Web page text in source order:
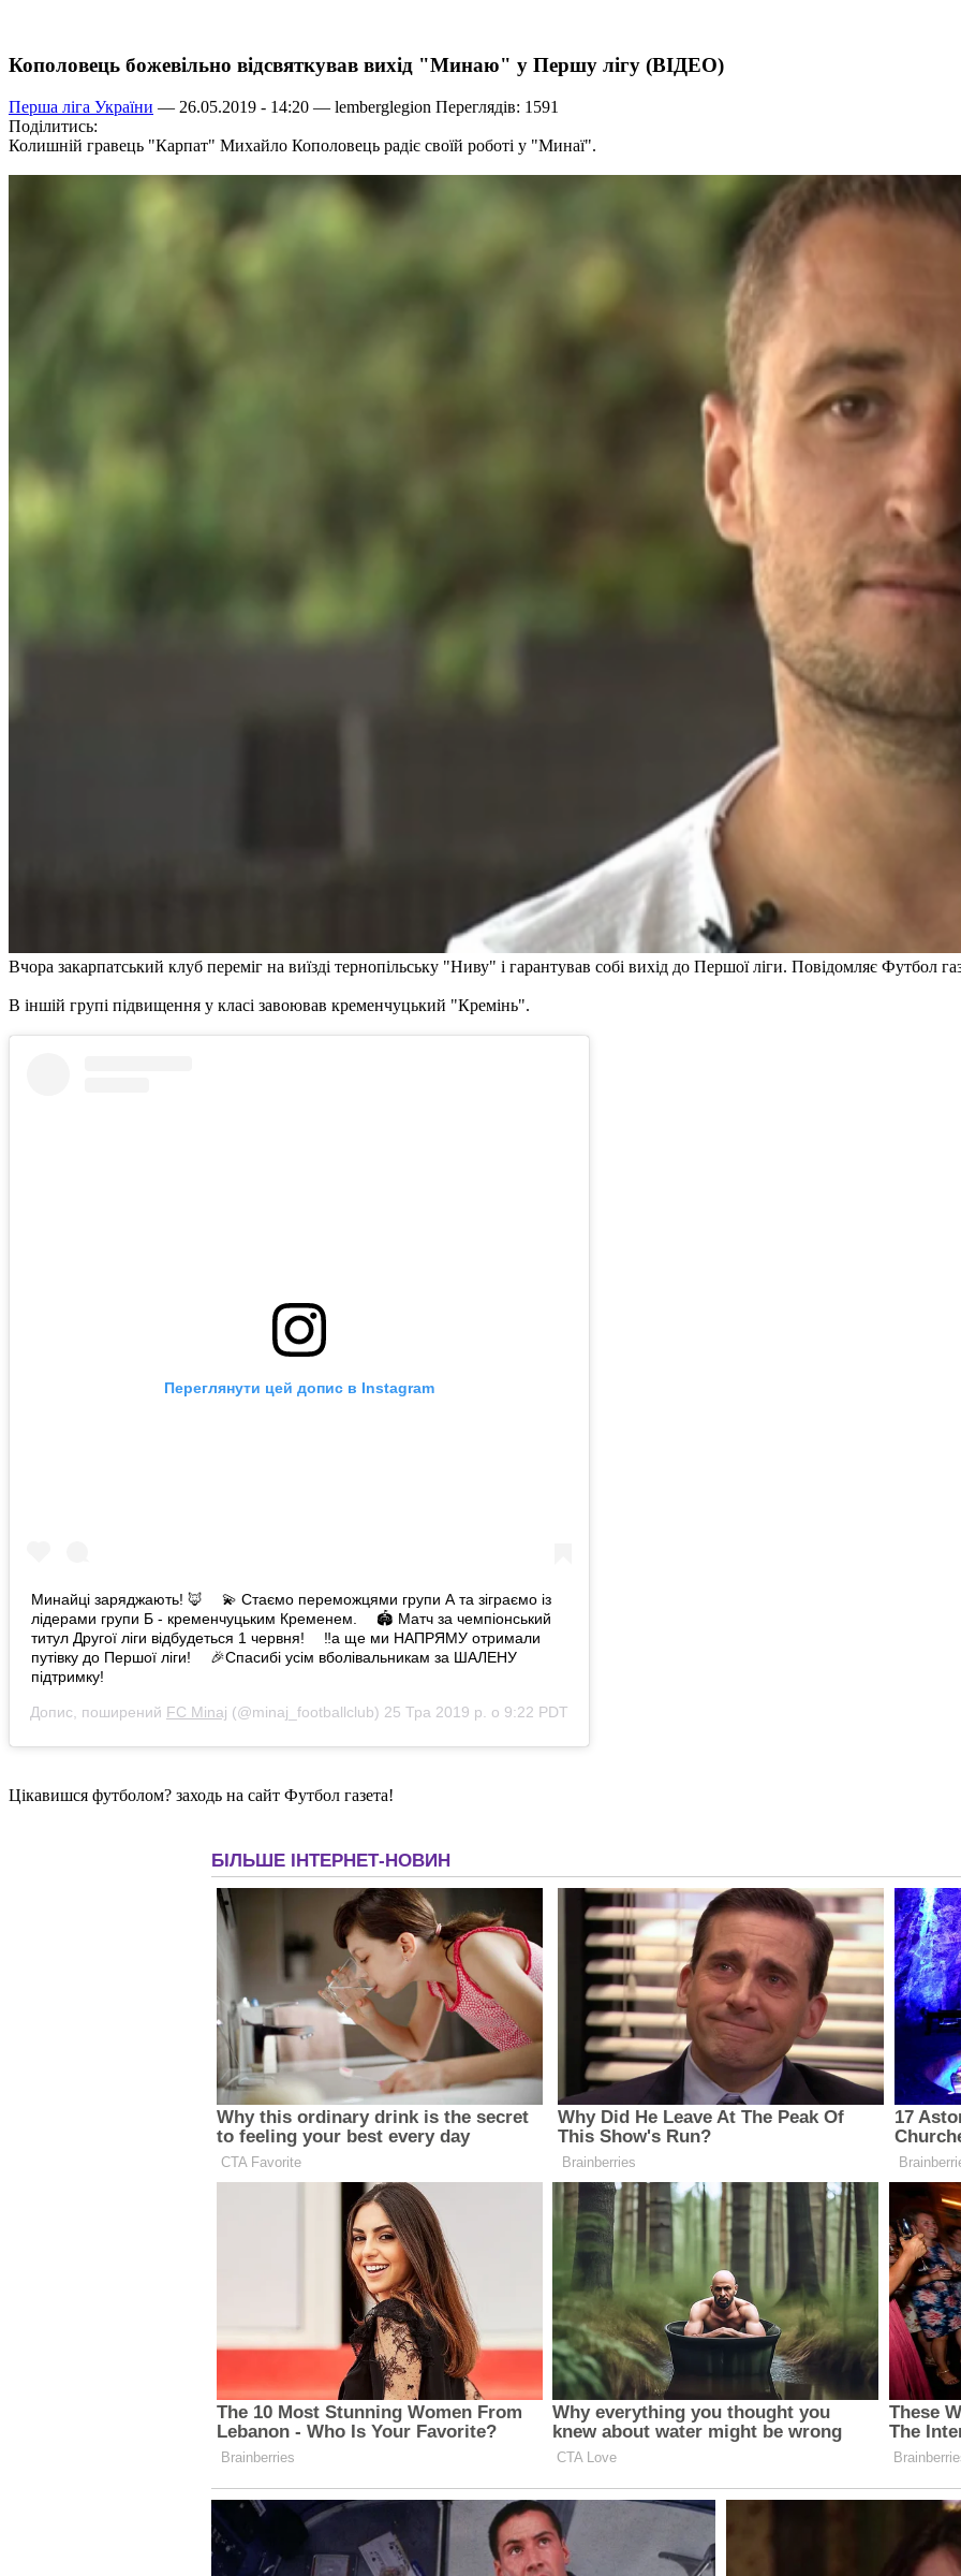
Кополовець божевільно відсвяткував вихід "Минаю" у Першу лігу (ВІДЕО)
Перша ліга України — 26.05.2019 - 14:20 — lemberglegion Переглядів: 1591
Поділитись:
Колишній гравець "Карпат" Михайло Кополовець радіє своїй роботі у "Минаї".
Вчора закарпатський клуб переміг на виїзді тернопільську "Ниву" і гарантував собі вихід до Першої ліги. Повідомляє Футбол
В іншій групі підвищення у класі завоював кременчуцький "Кремінь".
Переглянути цей допис в Instagram
Минайці заряджають! 🦊 ⠀ 💫 Стаємо переможцями групи А та зіграємо із
лідерами групи Б - кременчуцьким Кременем. ⠀ 🏟 Матч за чемпіонський
титул Другої ліги відбудеться 1 червня! ⠀ ‼️а ще ми НАПРЯМУ отримали
путівку до Першої ліги! ⠀ 🎉Спасибі усім вболівальникам за ШАЛЕНУ
підтримку!
Допис, поширений FC Minaj (@minaj_footballclub) 25 Тра 2019 р. о 9:22 PDT
Цікавишся футболом? заходь на сайт Футбол газета!